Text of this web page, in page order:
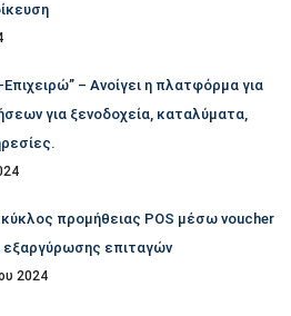
– Ανοίγει η πλατφόρμα για
για ξενοδοχεία, καταλύματα,
κύκλος προμήθειας POS μέσω voucher
εξαργύρωσης επιταγών
2024